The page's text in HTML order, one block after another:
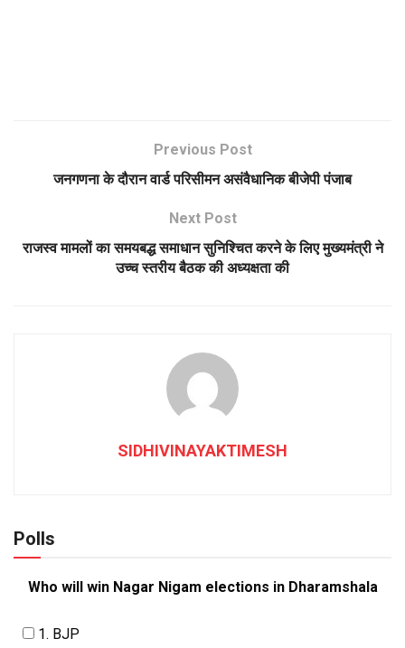
Previous Post
जनगणना के दौरान वार्ड परिसीमन असंवैधानिक बीजेपी पंजाब
Next Post
राजस्व मामलों का समयबद्ध समाधान सुनिश्चित करने के लिए मुख्यमंत्री ने
उच्च स्तरीय बैठक की अध्यक्षता की
SIDHIVINAYAKTIMESH
Polls
Who will win Nagar Nigam elections in Dharamshala
1. BJP